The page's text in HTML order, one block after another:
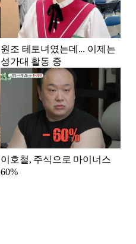
원조 테토녀였는데... 이제는
성가대 활동 중
이호철, 주식으로 마이너스
60%